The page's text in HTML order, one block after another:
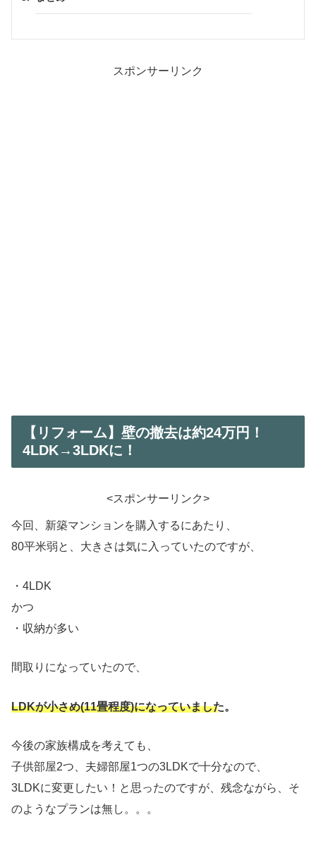
スポンサーリンク
【リフォーム】壁の撤去は約24万円！
4LDK→3LDKに！
<スポンサーリンク>
今回、新築マンションを購入するにあたり、
80平米弱と、大きさは気に入っていたのですが、
・4LDK
かつ
・収納が多い
間取りになっていたので、
LDKが小さめ(11畳程度)になっていました。
今後の家族構成を考えても、
子供部屋2つ、夫婦部屋1つの3LDKで十分なので、
3LDKに変更したい！と思ったのですが、残念ながら、そ
のようなプランは無し。。。